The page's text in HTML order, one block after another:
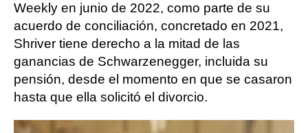
Weekly en junio de 2022, como parte de su
acuerdo de conciliación, concretado en 2021,
Shriver tiene derecho a la mitad de las
ganancias de Schwarzenegger, incluida su
pensión, desde el momento en que se casaron
hasta que ella solicitó el divorcio.